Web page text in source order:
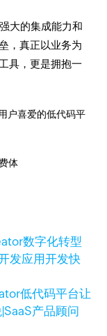
大的集成能力和
，真正以业务为
具，更是拥抱一
户喜爱的低代码平
体
数字化转型
发应用开发快
低代码平台让
产品顾问